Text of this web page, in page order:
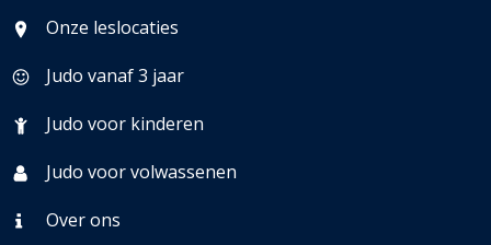
Onze leslocaties
Judo vanaf 3 jaar
Judo voor kinderen
Judo voor volwassenen
Over ons